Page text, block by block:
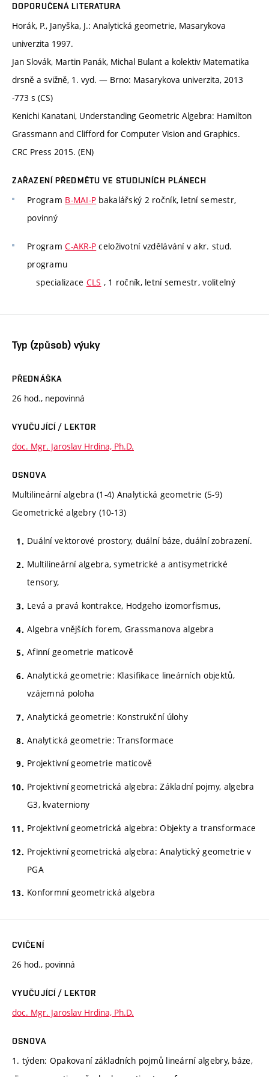
DOPORUČENÁ LITERATURA
Horák, P., Janyška, J.: Analytická geometrie, Masarykova
univerzita 1997.
Jan Slovák, Martin Panák, Michal Bulant a kolektiv Matematika
drsně a svižně, 1. vyd. — Brno: Masarykova univerzita, 2013
-773 s (CS)
Kenichi Kanatani, Understanding Geometric Algebra: Hamilton
Grassmann and Clifford for Computer Vision and Graphics.
CRC Press 2015. (EN)
ZAŘAZENÍ PŘEDMĚTU VE STUDIJNÍCH PLÁNECH
Program B-MAI-P bakalářský 2 ročník, letní semestr,
povinný
ProgramC-AKR-P celoživotní vzdělávání v akr. stud.
programu
specializace CLS , 1 ročník, letní semestr, volitelný
Typ (způsob) výuky
PŘEDNÁŠKA
26 hod., nepovinná
VYUČUJÍCÍ / LEKTOR
doc. Mgr. Jaroslav Hrdina, Ph.D.
OSNOVA
Multilineární algebra (1-4) Analytická geometrie (5-9)
Geometrické algebry (10-13)
Duální vektorové prostory, duální báze, duální zobrazení.
Multilineární algebra, symetrické a antisymetrické
tensory,
Levá a pravá kontrakce, Hodgeho izomorfismus,
Algebra vnějších forem, Grassmanova algebra
Afinní geometrie maticově
Analytická geometrie: Klasifikace lineárních objektů,
vzájemná poloha
Analytická geometrie: Konstrukční úlohy
Analytická geometrie: Transformace
Projektivní geometrie maticově
Projektivní geometrická algebra: Základní pojmy, algebra
G3, kvaterniony
Projektivní geometrická algebra: Objekty a transformace
Projektivní geometrická algebra: Analytický geometrie v
PGA
Konformní geometrická algebra
CVIČENÍ
26 hod., povinná
VYUČUJÍCÍ / LEKTOR
doc. Mgr. Jaroslav Hrdina, Ph.D.
OSNOVA
1. týden: Opakovaní základních pojmů lineární algebry, báze,